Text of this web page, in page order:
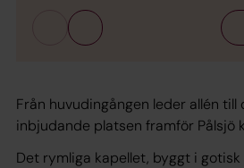
Från huvudingången leder allén till
inbjudande platsen framför Pålsjö
Det rymliga kapellet, byggt i gotisk